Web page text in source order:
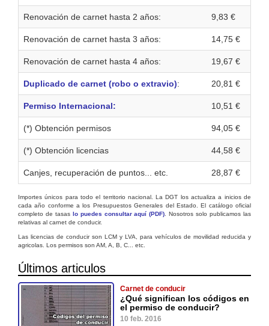
Renovación de carnet hasta 2 años: 9,83 €
Renovación de carnet hasta 3 años: 14,75 €
Renovación de carnet hasta 4 años: 19,67 €
Duplicado de carnet (robo o extravio): 20,81 €
Permiso Internacional: 10,51 €
(*) Obtención permisos 94,05 €
(*) Obtención licencias 44,58 €
Canjes, recuperación de puntos... etc. 28,87 €
Importes únicos para todo el territorio nacional. La DGT los actualiza a inicios de
cada año conforme a los Presupuestos Generales del Estado. El catálogo oficial
completo de tasas lo puedes consultar aquí (PDF) . Nosotros solo publicamos las
relativas al carnet de conducir.
Las licencias de conducir son LCM y LVA, para vehículos de movilidad reducida y
agricolas. Los permisos son AM, A, B, C... etc.
Últimos articulos
Carnet de conducir
¿Qué significan los códigos en
el permiso de conducir?
10 feb. 2016